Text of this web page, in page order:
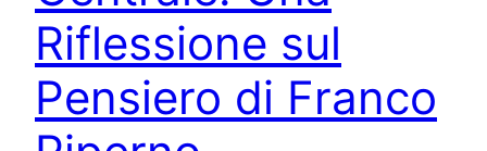
Riflessione sul
Pensiero di Franco